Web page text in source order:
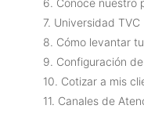
6. Conoce nuestro
7. Universidad TVC
8. Cómo levantar
9. Configuración
10. Cotizar a mis
11. Canales de